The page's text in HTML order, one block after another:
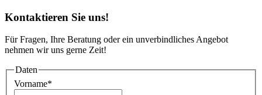
Kontaktieren Sie uns!
Für Fragen, Ihre Beratung oder ein unverbindliches Angebot
nehmen wir uns gerne Zeit!
Daten
Vorname*